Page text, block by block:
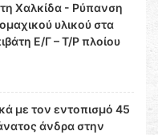
Χαλκίδα - Ρύπανση
υλικού στα
Ε/Γ – Τ/Ρ πλοίου
με τον εντοπισμό 45
άνδρα στην